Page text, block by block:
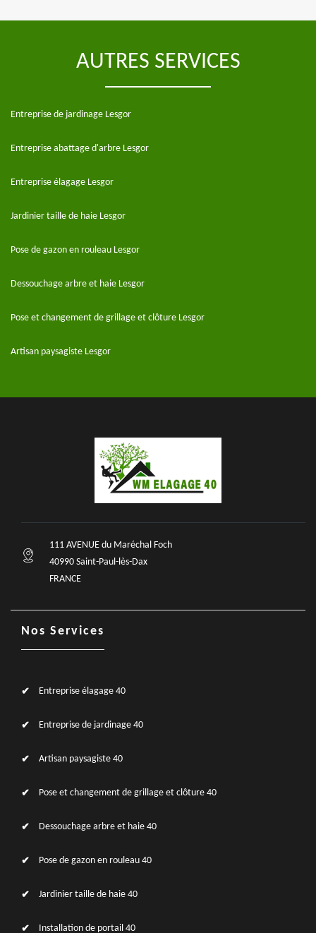
AUTRES SERVICES
Entreprise de jardinage Lesgor
Entreprise abattage d'arbre Lesgor
Entreprise élagage Lesgor
Jardinier taille de haie Lesgor
Pose de gazon en rouleau Lesgor
Dessouchage arbre et haie Lesgor
Pose et changement de grillage et clôture Lesgor
Artisan paysagiste Lesgor
111 AVENUE du Maréchal Foch
40990 Saint-Paul-lès-Dax
FRANCE
Nos Services
Entreprise élagage 40
Entreprise de jardinage 40
Artisan paysagiste 40
Pose et changement de grillage et clôture 40
Dessouchage arbre et haie 40
Pose de gazon en rouleau 40
Jardinier taille de haie 40
Installation de portail 40